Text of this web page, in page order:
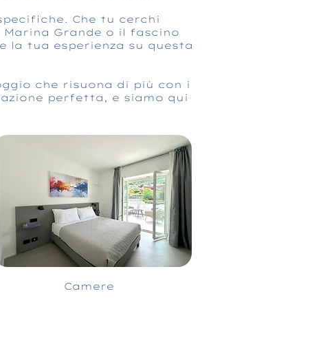
Che tu cerchi
Grande o il fascino
tua esperienza su questa
che risuona di più con i
perfetta, e siamo qui
Camere